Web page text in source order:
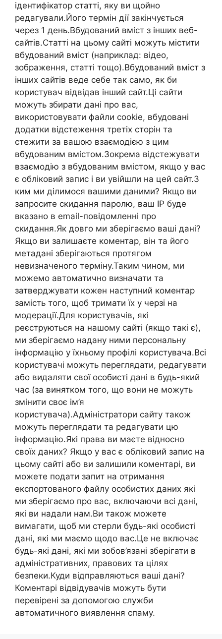
ідентифікатор статті, яку ви щойно
редагували.Його термін дії закінчується
через 1 день.Вбудований вміст з інших веб-
сайтів.Статті на цьому сайті можуть містити
вбудований вміст (наприклад: відео,
зображення, статті тощо).Вбудований вміст з
інших сайтів веде себе так само, як би
користувач відвідав інший сайт.Ці сайти
можуть збирати дані про вас,
використовувати файли cookie, вбудовані
додатки відстеження третіх сторін та
стежити за вашою взаємодією з цим
вбудованим вмістом.Зокрема відстежувати
взаємодію з вбудованим вмістом, якщо у вас
є обліковий запис і ви увійшли на цей сайт.З
ким ми ділимося вашими даними? Якщо ви
запросите скидання паролю, ваш IP буде
вказано в email-повідомленні про
скидання.Як довго ми зберігаємо ваші дані?
Якщо ви залишаєте коментар, він та його
метадані зберігаються протягом
невизначеного терміну.Таким чином, ми
можемо автоматично визначати та
затверджувати кожен наступний коментар
замість того, щоб тримати їх у черзі на
модерації.Для користувачів, які
реєструються на нашому сайті (якщо такі є),
ми зберігаємо надану ними персональну
інформацію у їхньому профілі користувача.Всі
користувачі можуть переглядати, редагувати
або видаляти свої особисті дані в будь-який
час (за винятком того, що вони не можуть
змінити своє ім’я
користувача).Адміністратори сайту також
можуть переглядати та редагувати цю
інформацію.Які права ви маєте відносно
своїх даних? Якщо у вас є обліковий запис на
цьому сайті або ви залишили коментарі, ви
можете подати запит на отримання
експортованого файлу особистих даних які
ми зберігаємо про вас, включаючи всі дані,
які ви надали нам.Ви також можете
вимагати, щоб ми стерли будь-які особисті
дані, які ми маємо щодо вас.Це не включає
будь-які дані, які ми зобов’язані зберігати в
адміністративних, правових та цілях
безпеки.Куди відправляються ваші дані?
Коментарі відвідувачів можуть бути
перевірені за допомогою служби
автоматичного виявлення спаму.